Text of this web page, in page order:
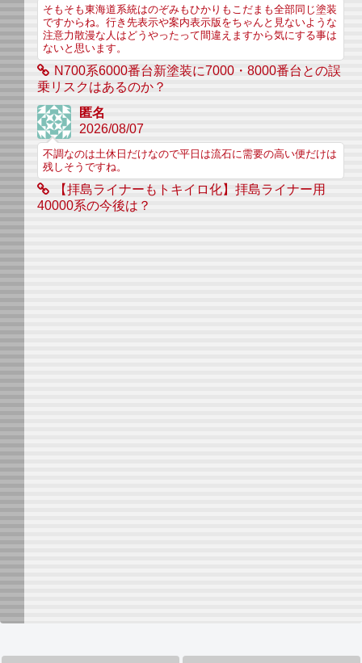
そもそも東海道系統はのぞみもひかりもこだまも全部同じ塗装
ですからね。行き先表示や案内表示版をちゃんと見ないような
注意力散漫な人はどうやったって間違えますから気にする事は
ないと思います。
N700系6000番台新塗装に7000・8000番台との誤
乗リスクはあるのか？
匿名
2026/08/07
不調なのは土休日だけなので平日は流石に需要の高い便だけは
残しそうですね。
【拝島ライナーもトキイロ化】拝島ライナー用
40000系の今後は？